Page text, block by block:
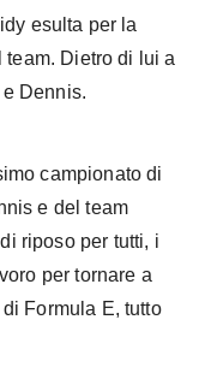
esulta per la
Dietro di lui a
Dennis.
campionato di
e del team
riposo per tutti, i
per tornare a
Formula E, tutto